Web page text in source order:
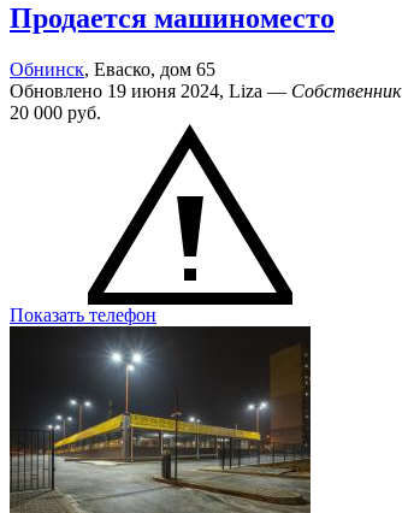
Продается машиноместо
Обнинск, Еваско, дом 65
Обновлено 19 июня 2024, Liza — Собственник
20 000 руб.
Показать телефон